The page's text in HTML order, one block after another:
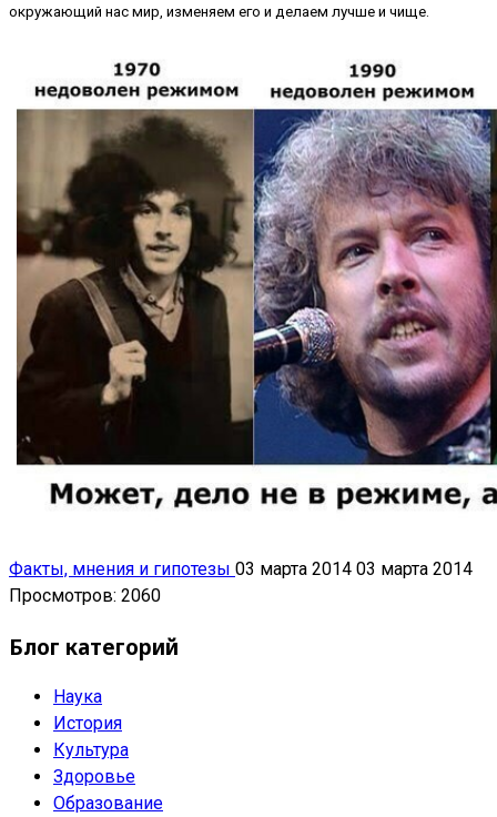
окружающий нас мир, изменяем его и делаем лучше и чище.
Факты, мнения и гипотезы 03 марта 2014 03 марта 2014
Просмотров: 2060
Блог категорий
Наука
История
Культура
Здоровье
Образование